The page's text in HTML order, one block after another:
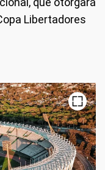
Libertadores